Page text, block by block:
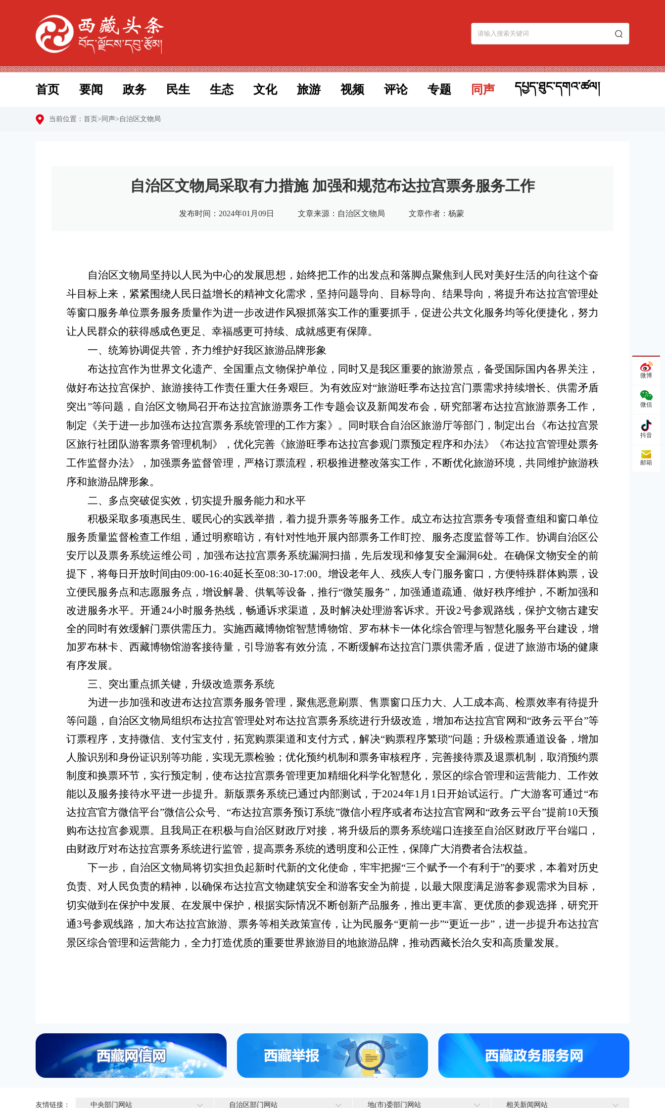
首页 要闻 政务 民生 生态 文化 旅游 视频 评论 专题 同声 དཔྱད་ཐུང་དགའ་ཚལ།
当前位置： 首页 > 同声> 自治区文物局
自治区文物局采取有力措施 加强和规范布达拉宫票务服务工作
发布时间：2024年01月09日 文章来源：自治区文物局 文章作者：杨蒙
自治区文物局坚持以人民为中心的发展思想，始终把工作的出发点和落脚点聚焦到人民对美好生活的向往这个奋
斗目标上来，紧紧围绕人民日益增长的精神文化需求，坚持问题导向、目标导向、结果导向，将提升布达拉宫管理处
等窗口服务单位票务服务质量作为进一步改进作风狠抓落实工作的重要抓手，促进公共文化服务均等化便捷化，努力
让人民群众的获得感成色更足、幸福感更可持续、成就感更有保障。
一、 统筹协调促共管， 齐力维护好我区旅游品牌形象
布达拉宫作为世界文化遗产、全国重点文物保护单位，同时又是我区重要的旅游景点，备受国际国内各界关注，
做好布达拉宫保护、旅游接待工作责任重大任务艰巨。 为有效应对“旅游旺季布达拉宫门票需求持续增长、供需矛盾
突出”等问题， 自治区文物局召开布达拉宫旅游票务工作专题会议及新闻发布会，研究部署布达拉宫旅游票务工作，
制定《关于进一步加强布达拉宫票务系统管理的工作方案》。
同时联合自治区旅游厅等部门，制定出台《布达拉宫景
区旅行社团队游客票务管理机制》
， 优化完善《旅游旺季布达拉宫参观门票预定程序和办法》《布达拉宫管理处票务
工作监督办法》， 加强票务监督管理，严格订票流程，积极推进整改落实工作， 不断优化旅游环境，共同维护旅游秩
序和旅游品牌形象。
二、 多点突破促实效，切实提升服务能力和水平
积极采取多项惠民生、暖民心的实践举措，着力提升票务等服务工作。 成立布达拉宫票务专项督查组和窗口单位
服务质量监督检查工作组，通过明察暗访， 有针对性地开展内部票务工作盯控、服务态度监督等工作。协调自治区公
安厅以及票务系统运维公司，加强布达拉宫票务系统漏洞扫描，先后发现和修复安全漏洞6处。 在确保文物安全的前
提下，将每日开放时间由09:00-16:40延长至08:30-17:00。增设老年人、残疾人专门服务窗口，方便特殊群体购票，设
立便民服务点和志愿服务点，增设解暑、供氧等设备， 推行“微笑服务”， 加强通道疏通、做好秩序维护，不断加强和
改进服务水平。 开通24小时服务热线 ， 畅通诉求渠道， 及时解决处理游客诉求。 开设2号参观路线，保护文物古建安
全的同时有效缓解门票供需压力 。 实施西藏博物馆智慧博物馆、 罗布林卡一体化综合管理与智慧化服务平台建设，增
加罗布林卡、西藏博物馆游客接待量，引导游客有效分流，不断缓解布达拉宫门票供需矛盾，促进了旅游市场的健康
有序发展。
三、突出重点抓关键，升级改造票务系统
为进一步加强和改进布达拉宫票务服务管理，聚焦恶意刷票、售票窗口压力大、人工成本高、检票效率有待提升
等问题，自治区文物局组织布达拉宫管理处对布达拉宫票务系统进行升级改造， 增加布达拉宫官网和“政务云平台”等
订票程序，支持微信、支付宝支付， 拓宽购票渠道和支付方式，解决“购票程序繁琐”问题； 升级检票通道设备， 增加
人脸识别和身份证识别 等功能，实现无票检验； 优化预约机制和票务审核程序，完善接待票及退票机制， 取消预约票
制度和换票环节，实行预定制，使布达拉宫票务管理更加精细化科学化智慧化，景区的综合管理和运营能力、工作效
能以及服务接待水平进一步提升。新版票务系统已通过内部测试，于2024年1月1日开始试运行。广大游客可通过“布
达拉宫官方微信平台”微信公众号、“布达拉宫票务预订系统”微信小程序或者布达拉宫官网和“政务云平台”提前10天预
购布达拉宫参观票。且我局正在积极与自治区财政厅对接，将升级后的票务系统端口连接至自治区财政厅平台端口，
由财政厅对布达拉宫票务系统进行监管，提高票务系统的透明度和公正性，保障广大消费者合法权益。
下一步，自治区文物局将切实担负起新时代新的文化使命，牢牢把握“三个赋予一个有利于”的要求，本着对历史
负责、对人民负责的精神，以确保布达拉宫文物建筑安全和游客安全为前提，以最大限度满足游客参观需求为目标，
切实做到在保护中发展、在发展中保护， 根据实际情况不断创新产品服务，推出更丰富、更优质的参观选择， 研究开
通3号参观线路 ， 加大布达拉宫旅游、票务等相关政策宣传 ， 让为民服务“更前一步”“更近一步”， 进一步提升布达拉宫
景区综合管理和运营能力，全力打造优质的重要世界旅游目的地旅游品牌 ， 推动西藏长治久安和高质量发展。
友情链接： 中央部门网站 自治区部门网站 地(市)委部门网站 相关新闻网站
微博
微信
抖音
邮箱